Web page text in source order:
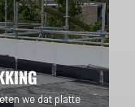
we dat platte